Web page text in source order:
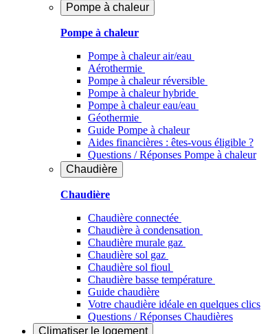
Pompe à chaleur
Pompe à chaleur
Pompe à chaleur air/eau
Aérothermie
Pompe à chaleur réversible
Pompe à chaleur hybride
Pompe à chaleur​ eau/eau
Géothermie
Guide Pompe à chaleur
Aides financières : êtes-vous éligible ?
Questions / Réponses Pompe à chaleur
Chaudière
Chaudière
Chaudière connectée
Chaudière à condensation
Chaudière murale gaz
Chaudière sol gaz
Chaudière sol fioul
Chaudière basse température
Guide chaudière
Votre chaudière idéale en quelques clics
Questions / Réponses Chaudières
Climatiser le logement